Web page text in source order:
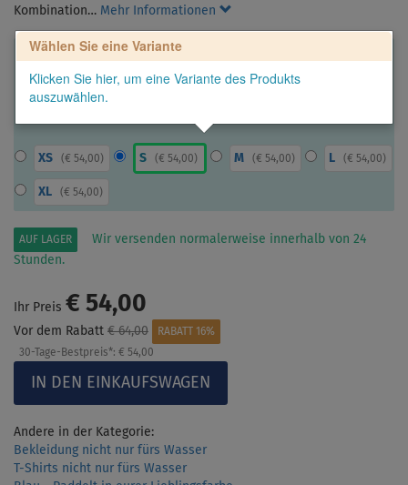
Kombination… Mehr Informationen
Wählen Sie eine Variante
Klicken Sie hier, um eine Variante des Produkts
auszuwählen.
XS ( € 54,00) S (€ 54,00) M ( € 54,00) L ( € 54,00)
XL ( € 54,00)
AUF LAGER
Wir versenden normalerweise innerhalb von 24
Stunden.
Ihr Preis € 54,00
Vor dem Rabatt € 64,00
RABATT 16%
30-Tage-Bestpreis*: € 54,00
Andere in der Kategorie:
Bekleidung nicht nur fürs Wasser
T-Shirts nicht nur fürs Wasser